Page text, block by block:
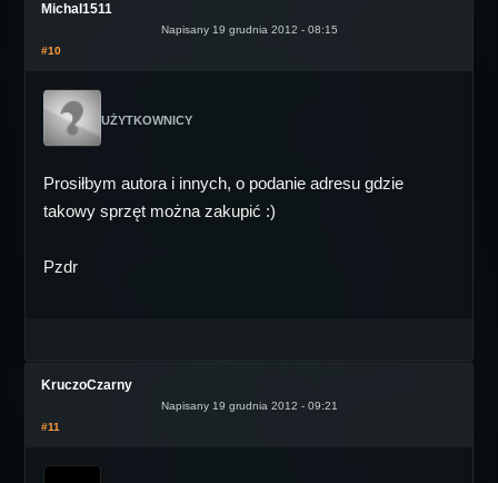
Michal1511
Napisany 19 grudnia 2012 - 08:15
#10
UŻYTKOWNICY
Prosiłbym autora i innych, o podanie adresu gdzie
takowy sprzęt można zakupić :)
Pzdr
KruczoCzarny
Napisany 19 grudnia 2012 - 09:21
#11